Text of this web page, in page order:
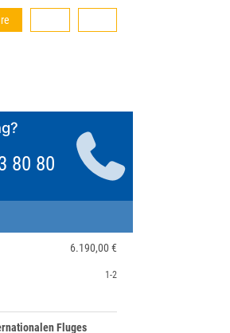
80 80
6.190,00 €
1-2
Fluges